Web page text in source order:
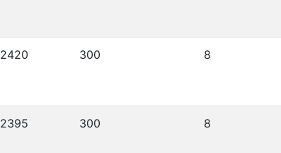
2420 300 8
2395 300 8